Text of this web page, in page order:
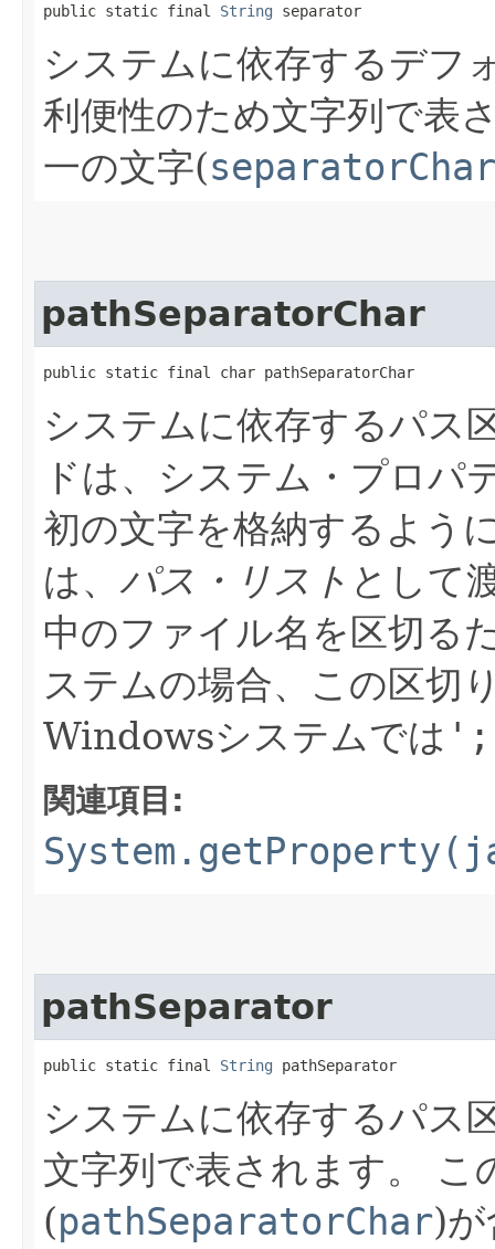
public static final String separator
システムに依存するデフ
利便性のため文字列で表
一の文字(separatorChar
pathSeparatorChar
public static final char pathSeparatorChar
システムに依存するパス
ドは、システム・プロパ
初の文字を格納するよう
は、 パス・リスト として
中のファイル名を区切る
ステムの場合、この区切
Windowsシステムでは
関連項目:
pathSeparator
public static final String pathSeparator
システムに依存するパス
文字列で表されます。
こ
(pathSeparatorChar)